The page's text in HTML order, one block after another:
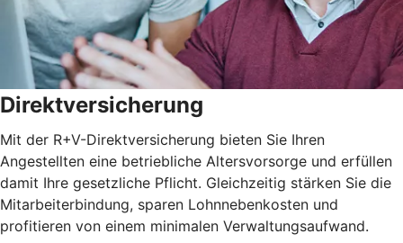
Direktversicherung
Mit der R+V-Direktversicherung bieten Sie Ihren
Angestellten eine betriebliche Altersvorsorge und erfüllen
damit Ihre gesetzliche Pflicht. Gleichzeitig stärken Sie die
Mitarbeiterbindung, sparen Lohnnebenkosten und
profitieren von einem minimalen Verwaltungsaufwand.